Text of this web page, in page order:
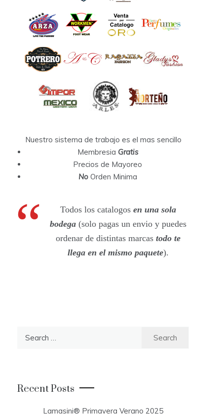
Nuestro sistema de trabajo es el mas sencillo
Membresia Gratis
Precios de Mayoreo
NoOrden Minima
Todos los catalogos en una sola
bodega (solo pagas un envio y puedes
ordenar de distintas marcastodo te
llega en el mismo paquete).
Recent Posts
Lamasini® Primavera Verano 2025